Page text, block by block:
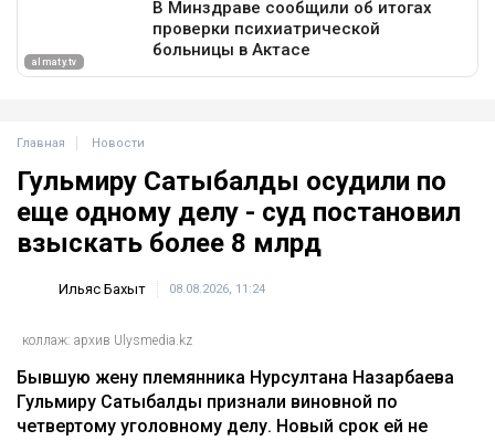
Главная Новости
Гульмиру Сатыбалды осудили по
еще одному делу - суд постановил
взыскать более 8 млрд
Ильяс Бахыт 08.08.2026, 11:24
коллаж: архив Ulysmedia.kz
Бывшую жену племянника Нурсултана Назарбаева
Гульмиру Сатыбалды признали виновной по
четвертому уголовному делу. Новый срок ей не